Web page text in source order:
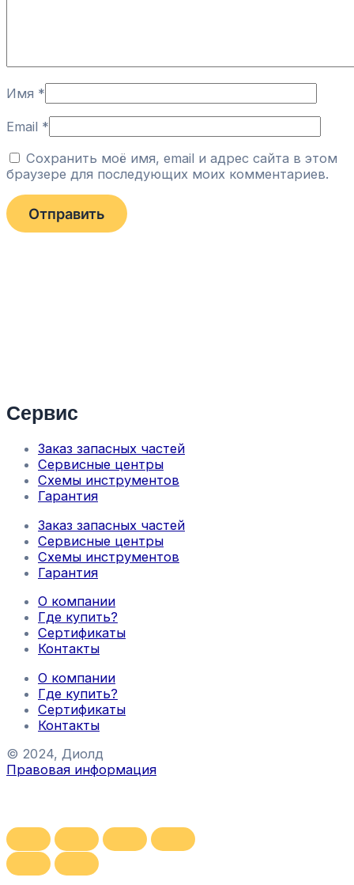
Имя *
Email *
Сохранить моё имя, email и адрес сайта в этом
браузере для последующих моих комментариев.
Сервис
Заказ запасных частей
Сервисные центры
Схемы инструментов
Гарантия
Заказ запасных частей
Сервисные центры
Схемы инструментов
Гарантия
О компании
Где купить?
Сертификаты
Контакты
О компании
Где купить?
Сертификаты
Контакты
© 2024, Диолд
Правовая информация